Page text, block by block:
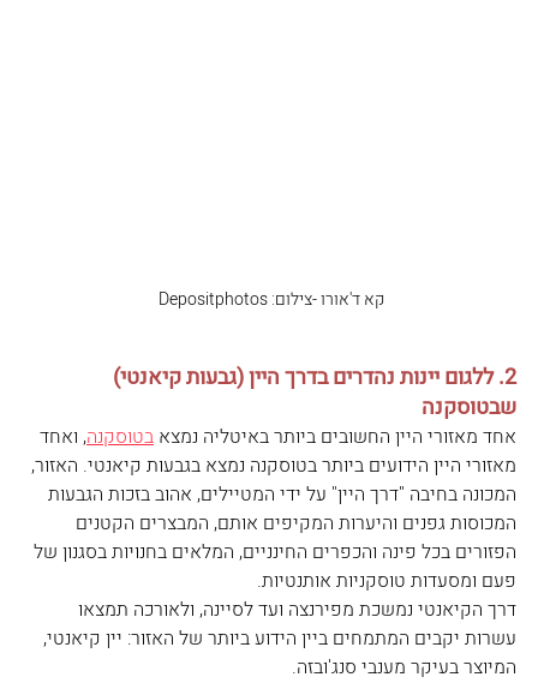
קא ד'אורו -צילום: Depositphotos
2. ללגום יינות נהדרים בדרך היין (גבעות קיאנטי)
שבטוסקנה
אחד מאזורי היין החשובים ביותר באיטליה נמצא בטוסקנה, ואחד
מאזורי היין הידועים ביותר בטוסקנה נמצא בגבעות קיאנטי. האזור,
המכונה בחיבה "דרך היין" על ידי המטיילים, אהוב בזכות הגבעות
המכוסות גפנים והיערות המקיפים אותם, המבצרים הקטנים
הפזורים בכל פינה והכפרים החינניים, המלאים בחנויות בסגנון של
פעם ומסעדות טוסקניות אותנטיות.
דרך הקיאנטי נמשכת מפירנצה ועד לסיינה, ולאורכה תמצאו
עשרות יקבים המתמחים ביין הידוע ביותר של האזור: יין קיאנטי,
המיוצר בעיקר מענבי סנג'ובזה.